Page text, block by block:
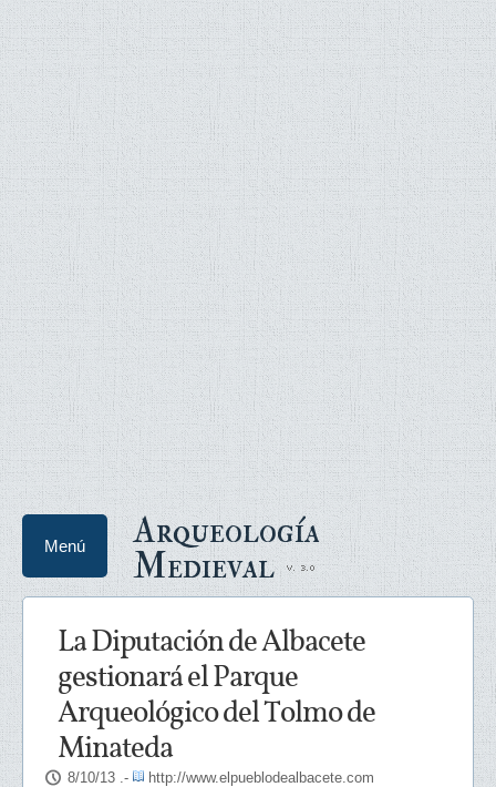
Arqueología
Medieval
Menú
La Diputación de Albacete
gestionará el Parque
Arqueológico del Tolmo de
Minateda
8/10/13 .- http://www.elpueblodealbacete.com